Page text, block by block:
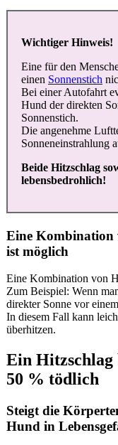
Wichtiger Hinweis!
Eine für den
einen Sonnenstich
Bei einer Autofahrt
Hund der direkten
Sonnenstich.
Die angenehme
Sonneneinstrahlung
Beide Hitzschlag
lebensbedrohlich!
Eine Kombination
ist möglich
Eine Kombination von
Zum Beispiel: Wenn
direkter Sonne vor
In diesem Fall kann
überhitzen.
Ein Hitzschlag
50 % tödlich
Steigt die
Hund in